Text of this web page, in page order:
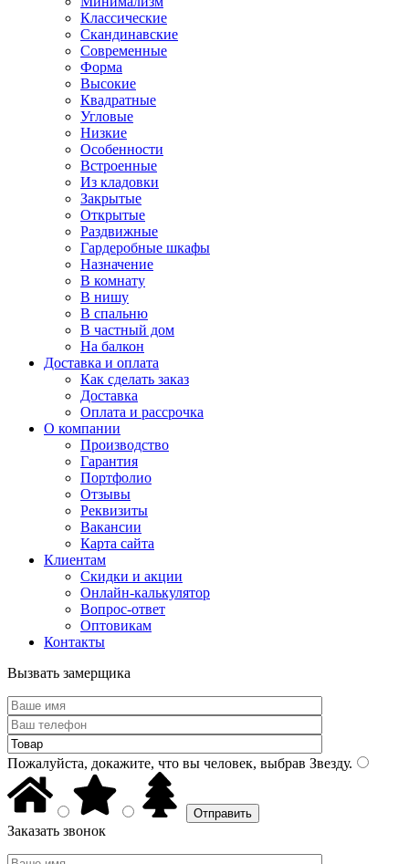
Классические
Скандинавские
Современные
Форма
Высокие
Квадратные
Угловые
Низкие
Особенности
Встроенные
Из кладовки
Закрытые
Открытые
Раздвижные
Гардеробные шкафы
Назначение
В комнату
В нишу
В спальню
В частный дом
На балкон
Доставка и оплата
Как сделать заказ
Доставка
Оплата и рассрочка
О компании
Производство
Гарантия
Портфолио
Отзывы
Реквизиты
Вакансии
Карта сайта
Клиентам
Скидки и акции
Онлайн-калькулятор
Вопрос-ответ
Оптовикам
Контакты
Вызвать замерщика
Пожалуйста, докажите, что вы человек, выбрав Звезду.
Заказать звонок